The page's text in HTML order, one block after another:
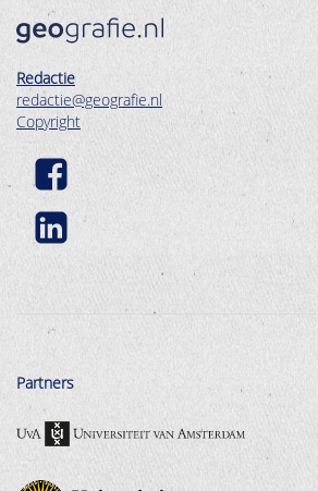
Redactie
redactie@geografie.nl
Copyright
Partners